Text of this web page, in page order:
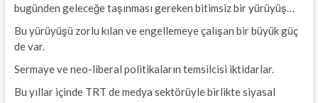
bugünden geleceğe taşınması gereken bitimsiz bir yürüyüş…
Bu yürüyüşü zorlu kılan ve engellemeye çalışan bir büyük güç
de var.
Sermaye ve neo-liberal politikaların temsilcisi iktidarlar.
Bu yıllar içinde TRT de medya sektörüyle birlikte siyasal